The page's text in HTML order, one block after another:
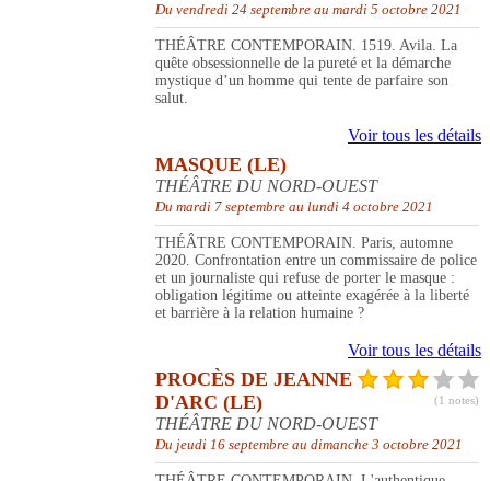
Du vendredi 24 septembre au mardi 5 octobre 2021
THÉÂTRE CONTEMPORAIN. 1519. Avila. La
quête obsessionnelle de la pureté et la démarche
mystique d’un homme qui tente de parfaire son
salut.
Voir tous les détails
MASQUE (LE)
THÉÂTRE DU NORD-OUEST
Du mardi 7 septembre au lundi 4 octobre 2021
THÉÂTRE CONTEMPORAIN. Paris, automne
2020. Confrontation entre un commissaire de police
et un journaliste qui refuse de porter le masque :
obligation légitime ou atteinte exagérée à la liberté
et barrière à la relation humaine ?
Voir tous les détails
(1 notes)
PROCÈS DE JEANNE
D'ARC (LE)
THÉÂTRE DU NORD-OUEST
Du jeudi 16 septembre au dimanche 3 octobre 2021